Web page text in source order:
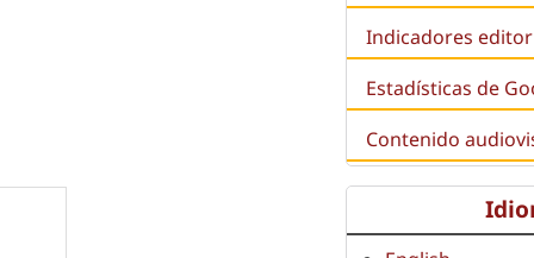
Indicadores
Estadísticas de
Contenido